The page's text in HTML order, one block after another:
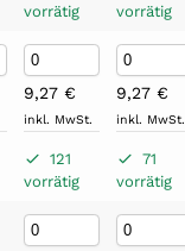
vorrätig
vorrätig
9,27€
inkl. MwSt.
121
vorrätig
9,27€
inkl. MwSt.
71
vorrätig